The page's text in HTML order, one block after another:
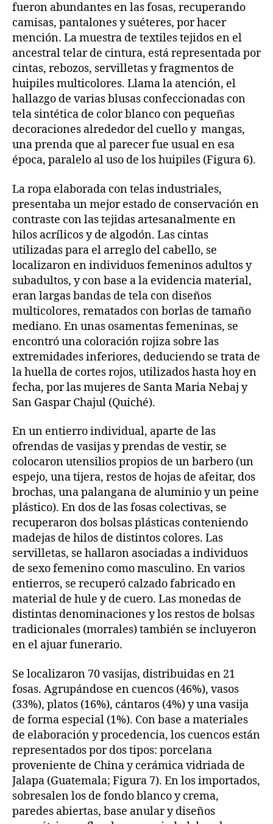
fueron abundantes en las fosas, recuperando
camisas, pantalones y suéteres, por hacer
mención. La muestra de textiles tejidos en el
ancestral telar de cintura, está representada por
cintas, rebozos, servilletas y fragmentos de
huipiles multicolores. Llama la atención, el
hallazgo de varias blusas confeccionadas con
tela sintética de color blanco con pequeñas
decoraciones alrededor del cuello y mangas,
una prenda que al parecer fue usual en esa
época, paralelo al uso de los huipiles (Figura 6).
La ropa elaborada con telas industriales,
presentaba un mejor estado de conservación en
contraste con las tejidas artesanalmente en
hilos acrílicos y de algodón. Las cintas
utilizadas para el arreglo del cabello, se
localizaron en individuos femeninos adultos y
subadultos, y con base a la evidencia material,
eran largas bandas de tela con diseños
multicolores, rematados con borlas de tamaño
mediano. En unas osamentas femeninas, se
encontró una coloración rojiza sobre las
extremidades inferiores, deduciendo se trata de
la huella de cortes rojos, utilizados hasta hoy en
fecha, por las mujeres de Santa Maria Nebaj y
San Gaspar Chajul (Quiché).
En un entierro individual, aparte de las
ofrendas de vasijas y prendas de vestir, se
colocaron utensilios propios de un barbero (un
espejo, una tijera, restos de hojas de afeitar, dos
brochas, una palangana de aluminio y un peine
plástico). En dos de las fosas colectivas, se
recuperaron dos bolsas plásticas conteniendo
madejas de hilos de distintos colores. Las
servilletas, se hallaron asociadas a individuos
de sexo femenino como masculino. En varios
entierros, se recuperó calzado fabricado en
material de hule y de cuero. Las monedas de
distintas denominaciones y los restos de bolsas
tradicionales (morrales) también se incluyeron
en el ajuar funerario.
Se localizaron 70 vasijas, distribuidas en 21
fosas. Agrupándose en cuencos (46%), vasos
(33%), platos (16%), cántaros (4%) y una vasija
de forma especial (1%). Con base a materiales
de elaboración y procedencia, los cuencos están
representados por dos tipos: porcelana
proveniente de China y cerámica vidriada de
Jalapa (Guatemala; Figura 7). En los importados,
sobresalen los de fondo blanco y crema,
paredes abiertas, base anular y diseños